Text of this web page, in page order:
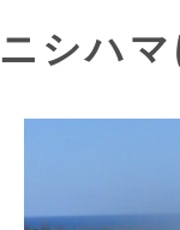
ニシハマ